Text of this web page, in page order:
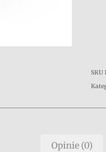
SKU
Opinie (0)